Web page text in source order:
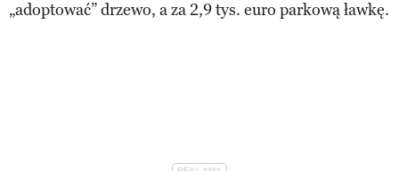
„adoptować” drzewo, a za 2,9 tys. euro parkową ławkę.